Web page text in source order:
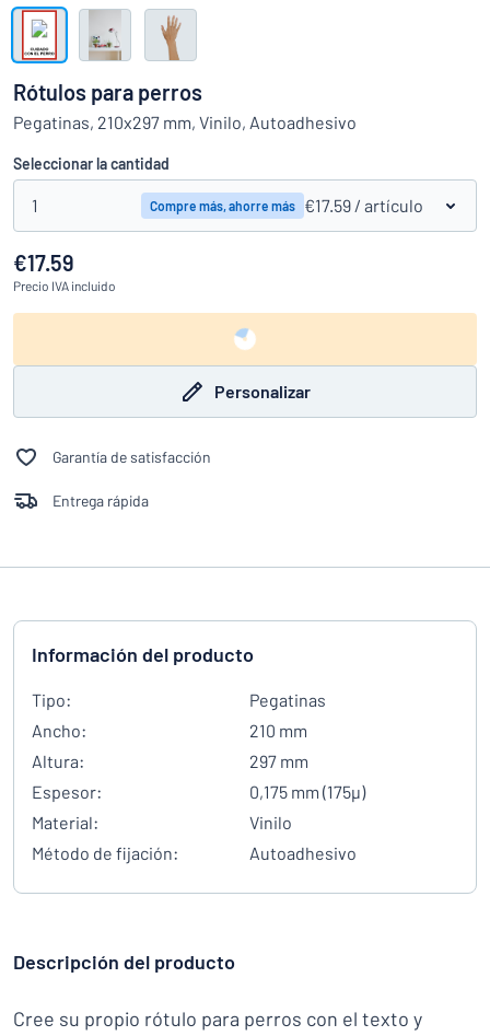
¿No encuentra lo que busca? Empieza a diseñar tu letrero
Mostrar todas las categorías
Solicitud
presupuesto
Login
al
Cliente
Consumidor
Empresa
Rótulos para perros
Pegatinas, 210x297 mm, Vinilo, Autoadhesivo
Seleccionar la cantidad
1 Compre más, ahorre más €17.59 / artículo
€17.59
Precio IVA incluido
Personalizar
Garantía de satisfacción
Entrega rápida
Información del producto
Tipo:
Pegatinas
Ancho:
210 mm
Altura:
297 mm
Espesor:
0,175 mm (175µ)
Material:
Vinilo
Método de fijación:
Autoadhesivo
Descripción del producto
Cree su propio rótulo para perros con el texto y